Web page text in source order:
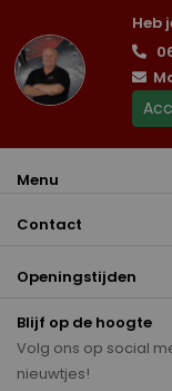
Heb
Menu
Contact
Openingstijden
Blijf op de hoogte
Volg ons op social
nieuwtjes!